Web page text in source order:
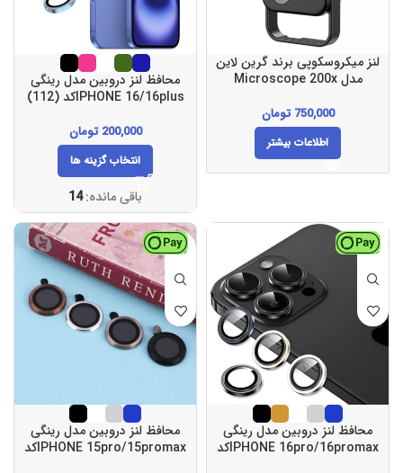
لنز میکروسکوپی برند گرین لاین
مدل Microscope 200x
750,000 تومان
اطلاعات بیشتر
محافظ لنز دروبین مدل رینگی
IPHONE 16/16plusکد (112)
200,000 تومان
انتخاب گزینه ها
باقی مانده:14
محافظ لنز دروبین مدل رینگی
IPHONE 16pro/16promaxکد
محافظ لنز دروبین مدل رینگی
IPHONE 15pro/15promaxکد